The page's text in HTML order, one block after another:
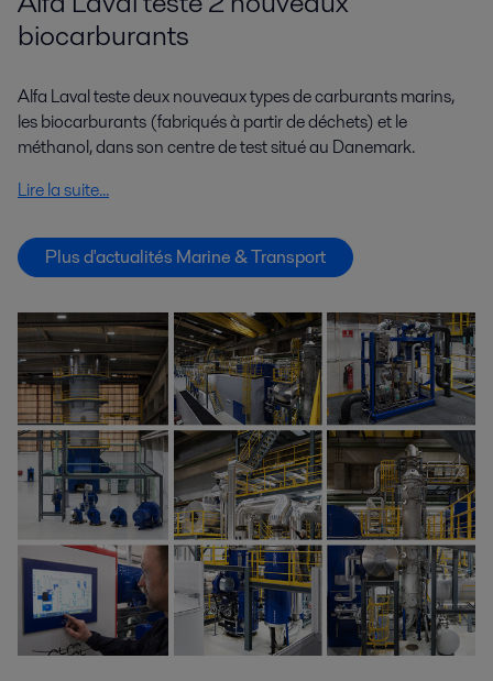
biocarburants
Alfa Laval teste deux nouveaux types de carburants marins,
les biocarburants (fabriqués à partir de déchets) et le
méthanol, dans son centre de test situé au Danemark.
Lire la suite...
Plus d'actualités Marine & Transport